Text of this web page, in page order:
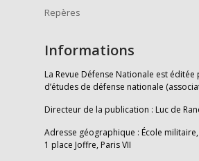
Repères
Informations
La Revue Défense Nationale est éditée
d’études de défense nationale
Directeur de la publication : Luc de
Adresse géographique : École militaire,
1 place Joffre, Paris VII